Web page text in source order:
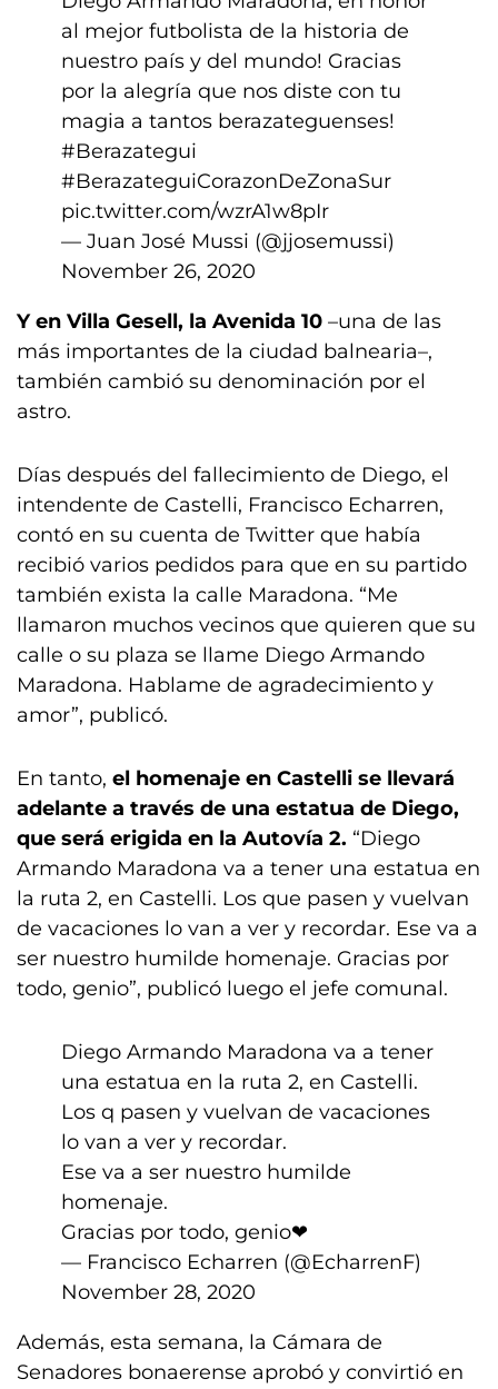
al mejor futbolista de la historia de
nuestro país y del mundo! Gracias
por la alegría que nos diste con tu
magia a tantos berazateguenses!
#Berazategui
#BerazateguiCorazonDeZonaSur
pic.twitter.com/wzrA1w8pIr
— Juan José Mussi (@jjosemussi)
November 26, 2020
Y en Villa Gesell, la Avenida 10 –una de las
más importantes de la ciudad balnearia–,
también cambió su denominación por el
astro.
Días después del fallecimiento de Diego, el
intendente de Castelli, Francisco Echarren,
contó en su cuenta de Twitter que había
recibió varios pedidos para que en su partido
también exista la calle Maradona. “Me
llamaron muchos vecinos que quieren que su
calle o su plaza se llame Diego Armando
Maradona. Hablame de agradecimiento y
amor”, publicó.
En tanto, el homenaje en Castelli se llevará
adelante a través de una estatua de Diego,
que será erigida en la Autovía 2. “Diego
Armando Maradona va a tener una estatua en
la ruta 2, en Castelli. Los que pasen y vuelvan
de vacaciones lo van a ver y recordar. Ese va a
ser nuestro humilde homenaje. Gracias por
todo, genio”, publicó luego el jefe comunal.
Diego Armando Maradona va a tener
una estatua en la ruta 2, en Castelli.
Los q pasen y vuelvan de vacaciones
lo van a ver y recordar.
Ese va a ser nuestro humilde
homenaje.
Gracias por todo, genio❤
— Francisco Echarren (@EcharrenF)
November 28, 2020
Además, esta semana, la Cámara de
Senadores bonaerense aprobó y convirtió en